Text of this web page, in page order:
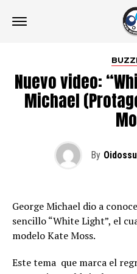
Nuevo video:
Michael
By
George Michael dio a
sencillo “White Light”, el
modelo Kate Moss.
Este tema  que marca el